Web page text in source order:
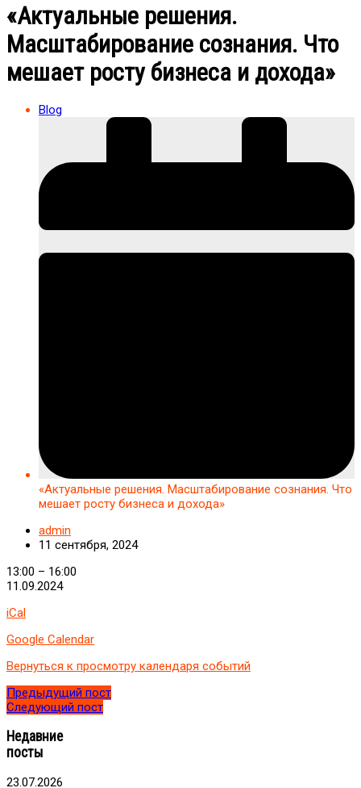
«Актуальные решения.
Масштабирование сознания. Что
мешает росту бизнеса и дохода»
Blog
«Актуальные решения. Масштабирование сознания. Что
мешает росту бизнеса и дохода»
admin
11 сентября, 2024
«Актуальные
решения.
сознания.
мешает
росту
бизнеса
и
дохода»
13:00 – 16:00
11.09.2024
iCal
Google Calendar
Вернуться к просмотру календаря событий
Предыдущий пост
Следующий пост
Недавние
посты
23.07.2026